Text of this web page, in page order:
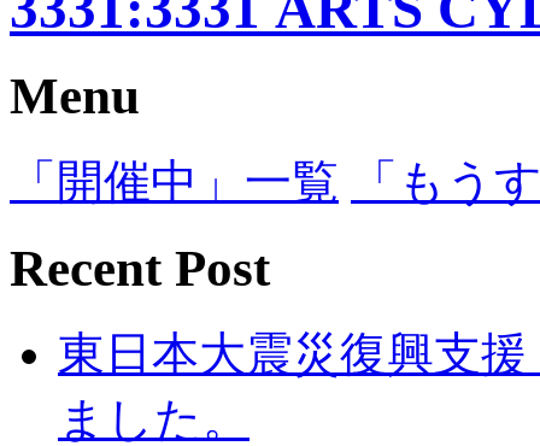
Menu
「開催中」一覧 「もう
Recent Post
東日本大震災復興支
ました。